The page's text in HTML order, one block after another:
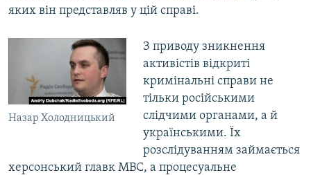
яких він представляв у цій справі.
Назар Холодницький
З приводу зникнення
активістів відкриті
кримінальні справи не
тільки російськими
слідчими органами, а й
українськими. Їх
розслідуванням займається
херсонський главк МВС, а процесуальне